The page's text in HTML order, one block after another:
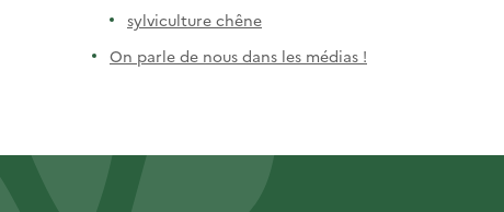
sylviculture chêne
On parle de nous dans les médias !